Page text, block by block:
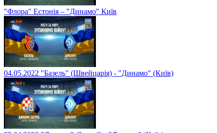
"Флора" Естонія – "Динамо" Київ
04.05.2022 "Базель" (Швейцарія) - "Динамо" (Київ)